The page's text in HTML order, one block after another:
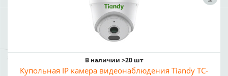
В наличии >20 шт
Купольная IP камера видеонаблюдения Tiandy TC-